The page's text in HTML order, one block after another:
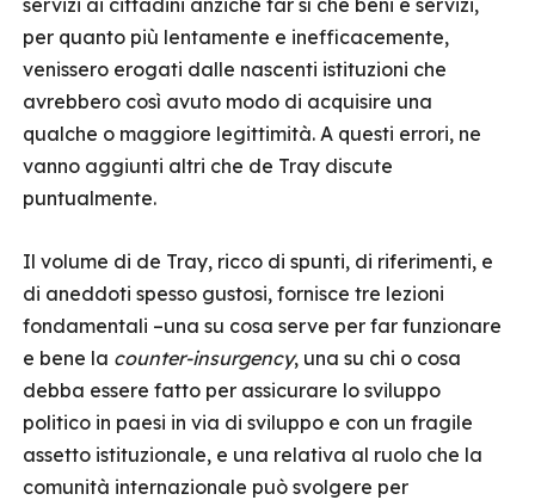
servizi ai cittadini anziché far sì che beni e servizi,
per quanto più lentamente e inefficacemente,
venissero erogati dalle nascenti istituzioni che
avrebbero così avuto modo di acquisire una
qualche o maggiore legittimità. A questi errori, ne
vanno aggiunti altri che de Tray discute
puntualmente.
Il volume di de Tray, ricco di spunti, di riferimenti, e
di aneddoti spesso gustosi, fornisce tre lezioni
fondamentali –una su cosa serve per far funzionare
e bene la counter-insurgency, una su chi o cosa
debba essere fatto per assicurare lo sviluppo
politico in paesi in via di sviluppo e con un fragile
assetto istituzionale, e una relativa al ruolo che la
comunità internazionale può svolgere per